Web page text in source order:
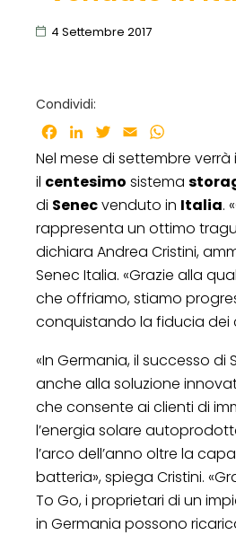
4 Settembre 2017
Condividi:
Facebook
LinkedInTwitter
Email
Nel mese di settembre
il centesimo sistema
di Senecvenduto in Italia.
rappresenta un ottimo
dichiara Andrea Cristini,
Senec Italia. «Grazie alla
che offriamo, stiamo
conquistando la fiducia dei
«In Germania, il successo
anche alla soluzione
che consente ai clienti di
l’energia solare
l’arco dell’anno oltre la
batteria», spiega Cristini.
To Go, i proprietari di un
in Germania possono